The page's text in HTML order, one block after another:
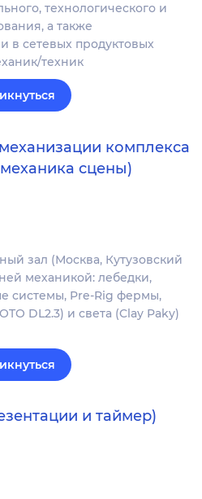
технологического и
а также
в сетевых продуктовых
техник
комплекса
сцены)
зал (Москва, Кутузовский
механикой: лебедки,
системы, Pre-Rig фермы,
DL2.3) и света (Clay Paky)
и таймер)